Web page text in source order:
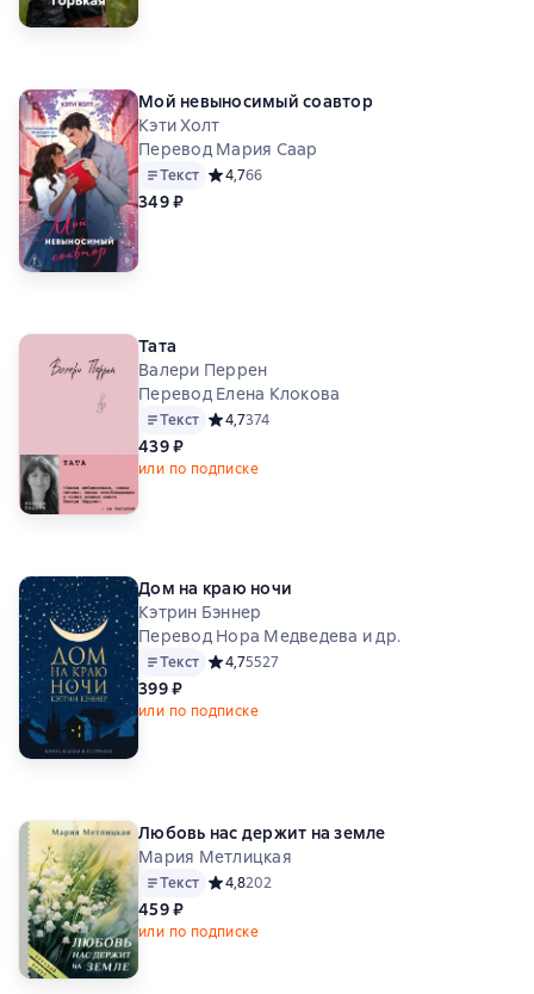
Мой невыносимый соавтор
Кэти Холт
Перевод Мария Саар
Текст Средний рейтинг 4,7 на основе 66 оценок
4,766
349 ₽
Тата
Валери Перрен
Перевод Елена Клокова
Текст Средний рейтинг 4,7 на основе 374 оценок
4,7374
439 ₽
или по подписке
Дом на краю ночи
Кэтрин Бэннер
Перевод Нора Медведева и др.
Текст Средний рейтинг 4,7 на основе 5527 оценок
4,75527
399 ₽
или по подписке
Любовь нас держит на земле
Мария Метлицкая
Текст Средний рейтинг 4,8 на основе 202 оценок
4,8202
459 ₽
или по подписке